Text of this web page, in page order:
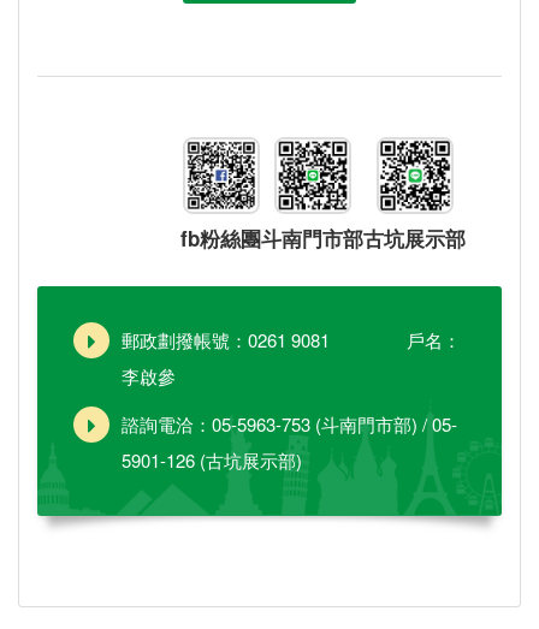
fb粉絲團斗南門市部古坑展示部
郵政劃撥帳號：0261 9081 戶名：
李啟參
諮詢電洽：05-5963-753 (斗南門市部) / 05-
5901-126 (古坑展示部)